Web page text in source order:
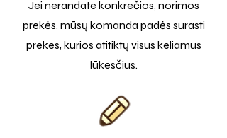
Jei nerandate konkrečios, norimos
prekės, mūsų komanda padės surasti
prekes, kurios atitiktų visus keliamus
lūkesčius.